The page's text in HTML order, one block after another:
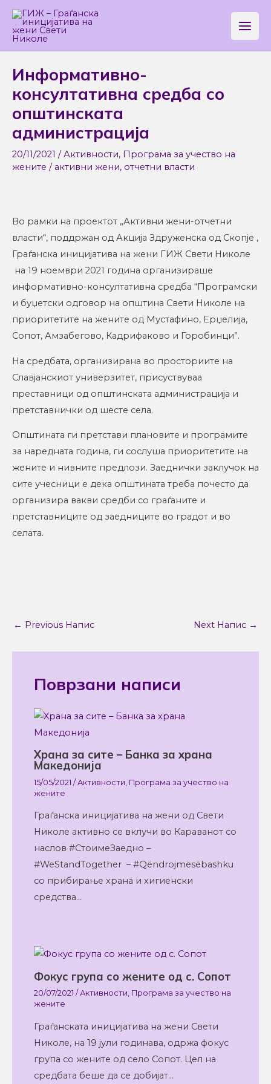
Skip
content
Main
Menu
Информативно-
консултативна средба со
општинската
администрација
20/11/2021 /Активности, Програма за учество на
жените / активни жени, отчетни власти
Во рамки на проектот „Активни жени-отчетни
власти“, поддржан од Акција Здруженска од Скопје ,
Граѓанска иницијатива на жени ГИЖ Свети Николе
на 19 ноември 2021 година организираше
информативно-консултативна средба “Програмски
и буџетски одговор на општина Свети Николе на
приоритетите на жените од Мустафино, Ерџелија,
Сопот, Амзабегово, Кадрифаково и Горобинци”.
На средбата, организирана во просториите на
Славјанскиот универзитет, присуствуваа
преставници од општинската администрација и
претставнички од шесте села.
Општината ги претстави плановите и програмите
за наредната година, ги сослуша приоритетите на
жените и нивните предлози. Заеднички заклучок на
сите учесници е дека општината треба почесто да
организира вакви средби со граѓаните и
претставниците од заедниците во градот и во
селата.
navigation
← Previous Напис Next Напис →
Поврзани написи
Храна за сите – Банка за храна
Македонија
15/05/2021/Активности Програма за учество на
жените
Граѓанска иницијатива на жени од Свети
Николе активно се вклучи во Караванот со
наслов #СтоимеЗаедно –
#WeStandTogether – #Qëndrojmësëbashku
со прибирање храна и хигиенски
средства…
Фокус група со жените од с. Сопот
20/07/2021/Активности, Програма за учество на
жените
Граѓанската иницијатива на жени Свети
Николе, на 19 јули годинава, одржа фокус
група со жените од село Сопот. Цел на
средбата беше да се добијат…